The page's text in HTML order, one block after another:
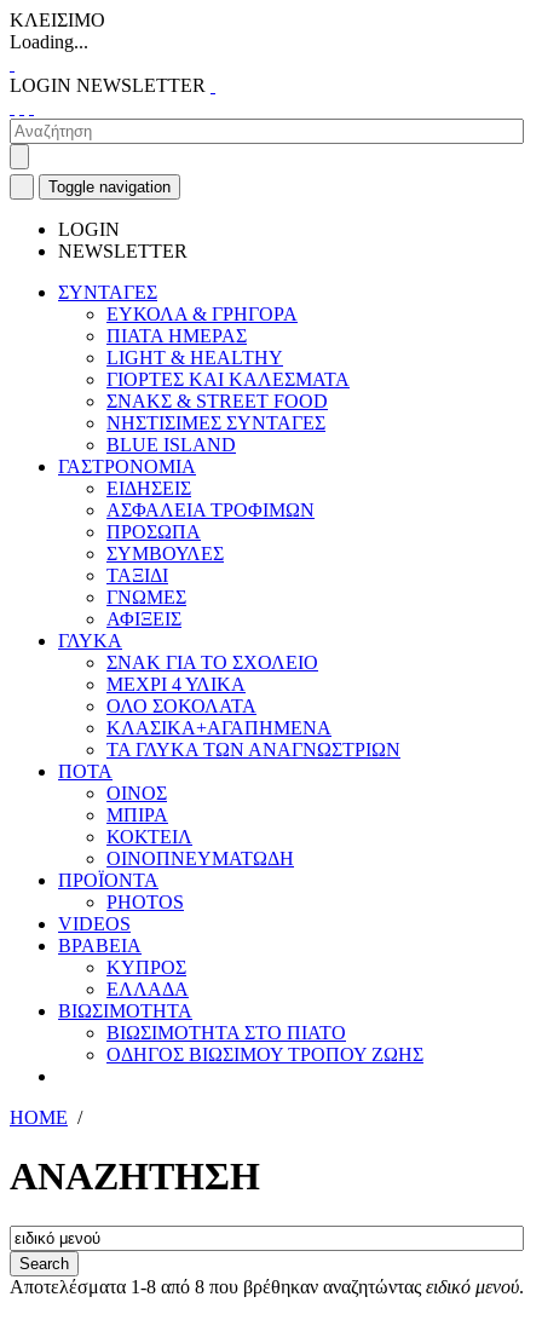
ΚΛΕΙΣΙΜΟ
Loading...
LOGIN NEWSLETTER
Toggle navigation
LOGIN
NEWSLETTER
ΣΥΝΤΑΓΕΣ
ΕΥΚΟΛΑ & ΓΡΗΓΟΡΑ
ΠΙΑΤΑ ΗΜΕΡΑΣ
LIGHT & HEALTHY
ΓΙΟΡΤΕΣ ΚΑΙ ΚΑΛΕΣΜΑΤΑ
ΣΝΑΚΣ & STREET FOOD
ΝΗΣΤΙΣΙΜΕΣ ΣΥΝΤΑΓΕΣ
BLUE ISLAND
ΓΑΣΤΡΟΝΟΜΙΑ
ΕΙΔΗΣΕΙΣ
ΑΣΦΑΛΕΙΑ ΤΡΟΦΙΜΩΝ
ΠΡΟΣΩΠΑ
ΣΥΜΒΟΥΛΕΣ
ΤΑΞΙΔΙ
ΓΝΩΜΕΣ
ΑΦΙΞΕΙΣ
ΓΛΥΚΑ
ΣΝΑΚ ΓΙΑ ΤΟ ΣΧΟΛΕΙΟ
ΜΕΧΡΙ 4 ΥΛΙΚΑ
ΟΛΟ ΣΟΚΟΛΑΤΑ
ΚΛΑΣΙΚΑ+ΑΓΑΠΗΜΕΝΑ
ΤΑ ΓΛΥΚΑ ΤΩΝ ΑΝΑΓΝΩΣΤΡΙΩΝ
ΠΟΤΑ
ΟΙΝΟΣ
ΜΠΙΡΑ
ΚΟΚΤΕΙΛ
ΟΙΝΟΠΝΕΥΜΑΤΩΔΗ
ΠΡΟΪΟΝΤΑ
PHOTOS
VIDEOS
ΒΡΑΒΕΙΑ
ΚΥΠΡΟΣ
ΕΛΛΑΔΑ
ΒΙΩΣΙΜΟΤΗΤΑ
ΒΙΩΣΙΜΟΤΗΤΑ ΣΤΟ ΠΙΑΤΟ
ΟΔΗΓΟΣ ΒΙΩΣΙΜΟΥ ΤΡΟΠΟΥ ΖΩΗΣ
HOME /
ΑΝΑΖΗΤΗΣΗ
Αποτελέσματα 1-8 από 8 που βρέθηκαν αναζητώντας ειδικό μενού.